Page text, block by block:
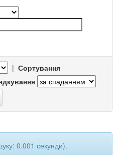
| Сортування
0.001 секунди).